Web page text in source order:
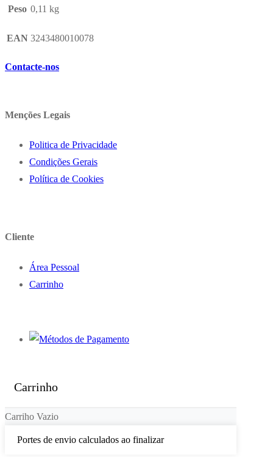
Peso 0,11 kg
EAN 3243480010078
Contacte-nos
Menções Legais
Politica de Privacidade
Condições Gerais
Política de Cookies
Cliente
Área Pessoal
Carrinho
Carrinho
Carriho Vazio
Portes de envio calculados ao finalizar